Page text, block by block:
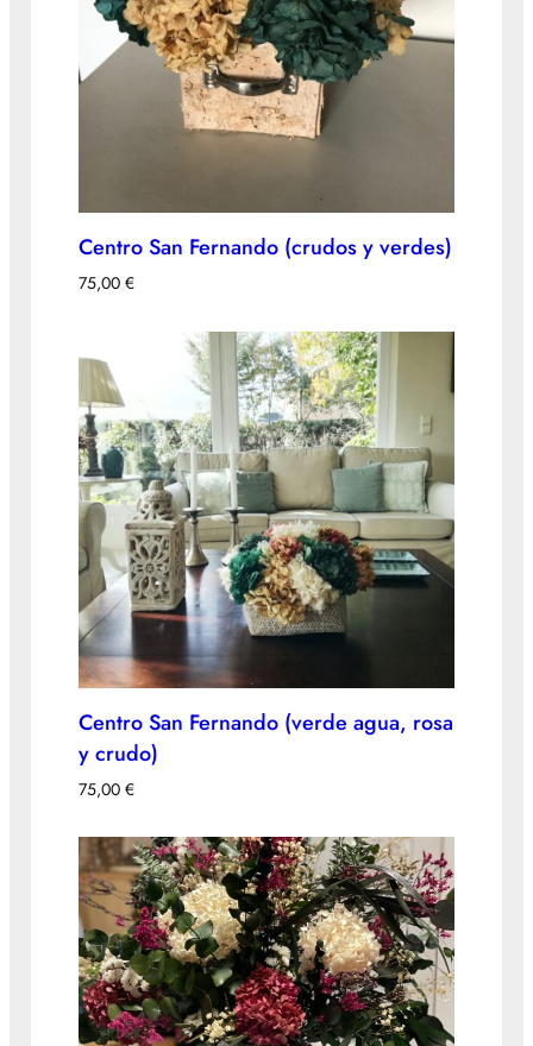
Centro San Fernando (crudos y verdes)
75,00 €
Centro San Fernando (verde agua, rosa
y crudo)
75,00 €